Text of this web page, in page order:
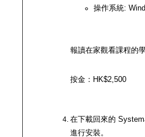
操作系統:
報讀在家觀看課程的
按金：HK$2,500
在下載回來的
進行安裝。